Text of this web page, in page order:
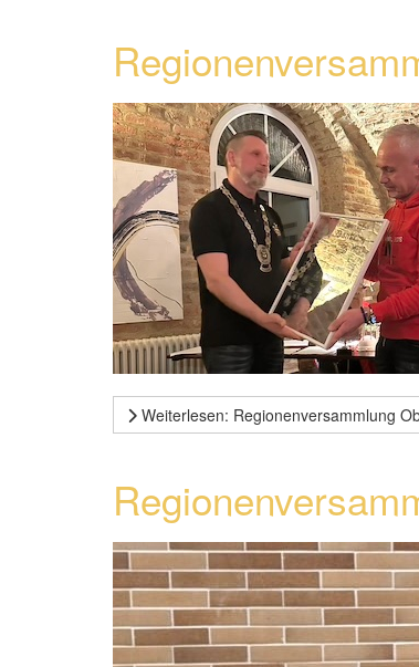
Weiterlesen: Regionenversammlung